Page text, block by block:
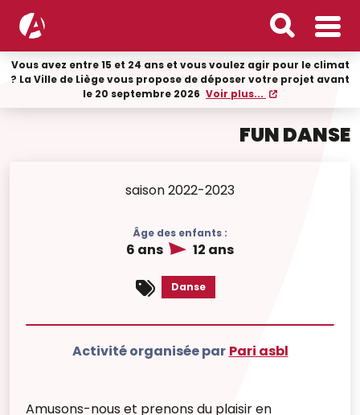
Vous avez entre 15 et 24 ans et vous voulez agir pour le climat
? La Ville de Liège vous propose de déposer votre projet avant
le 20 septembre 2026 Voir plus...
FUN DANSE
saison 2022-2023
Âge des enfants :
6 ans 12 ans
Danse
Activité organisée par Pari asbl
Amusons-nous et prenons du plaisir en